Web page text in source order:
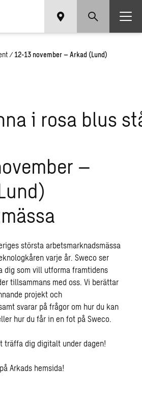
/ 12-13 november – Arkad (Lund)
–
största arbetsmarknadsmässa
varje år. Sweco ser
dig som vill utforma framtidens
tillsammans med oss. Vi berättar
projekt och
svarar på frågor om hur du kan
hur du får in en fot på Sweco.
träffa dig digitalt under dagen!
Arkads hemsida!